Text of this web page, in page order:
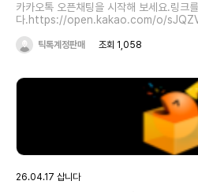
카카오톡 오픈채팅을 시작해 보세요.링크
다.https://open.kakao.com/o/
틱톡계정판매 조회 1,058
26.04.17 삽니다